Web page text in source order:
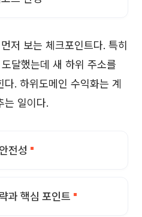
저 보는 체크포인트다. 특히
달했는데 새 하위 주소를
. 하위도메인 수익화는 계
는 일이다.
전성
과 핵심 포인트